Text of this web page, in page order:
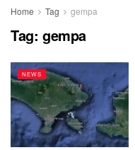
Home Tag gempa
Tag: gempa
NEWS